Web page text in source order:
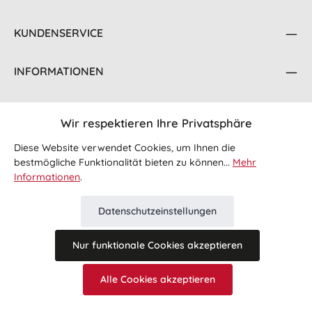
KUNDENSERVICE
INFORMATIONEN
FOLGE UNS
Alle Preise inkl. gesetzl. Mehrwertsteuer zzgl.Versandkosten
und ggf. Nachnahmegebühren, wenn nicht anders angegeben.
Wir respektieren Ihre Privatsphäre
Diese Website verwendet Cookies, um Ihnen die
bestmögliche Funktionalität bieten zu können... Mehr
Informationen.
Datenschutzeinstellungen
Nur funktionale Cookies akzeptieren
Alle Cookies akzeptieren